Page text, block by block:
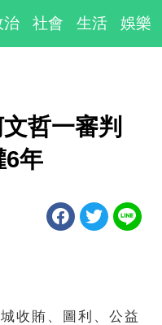
治 社會 生活 娛樂
哲一審判
年
收賄、圖利、公益